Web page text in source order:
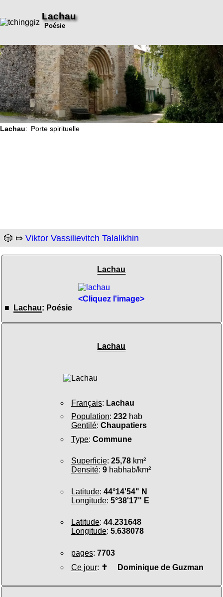
Lachau
Poésie
Lachau: Porte spirituelle
🎲 ⤇ Viktor Vassilievitch Talalikhin
Lachau
<Cliquez l'image>
■
Lachau: Poésie
Lachau
Français: Lachau
Population: 232hab
Gentilé: Chaupatiers
Type: Commune
Superficie: 25,78km²
Densité: 9habhab/km²
Latitude: 44°14'54" N
Longitude: 5°38'17" E
Latitude: 44.231648
Longitude: 5.638078
pages: 7703
Ce jour: ✝ Dominique de Guzman